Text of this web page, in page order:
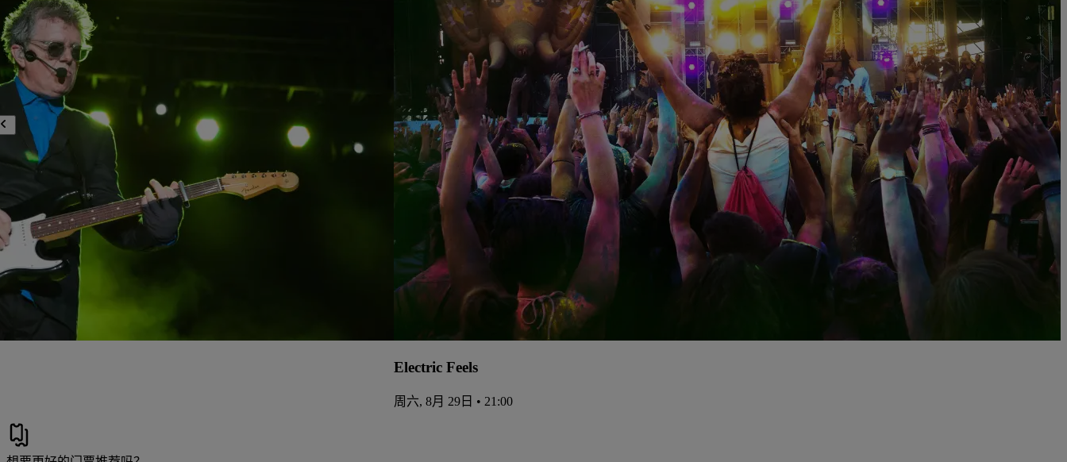
Electric Feels
周六, 8月 29日 • 21:00